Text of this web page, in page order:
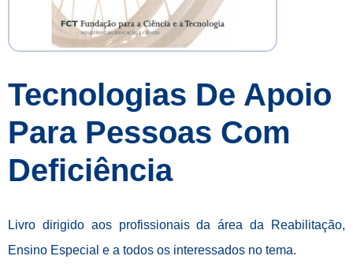
Tecnologias De Apoio
Para Pessoas Com
Deficiência
Livro dirigido aos profissionais da área da Reabilitação,
Ensino Especial e a todos os interessados no tema.